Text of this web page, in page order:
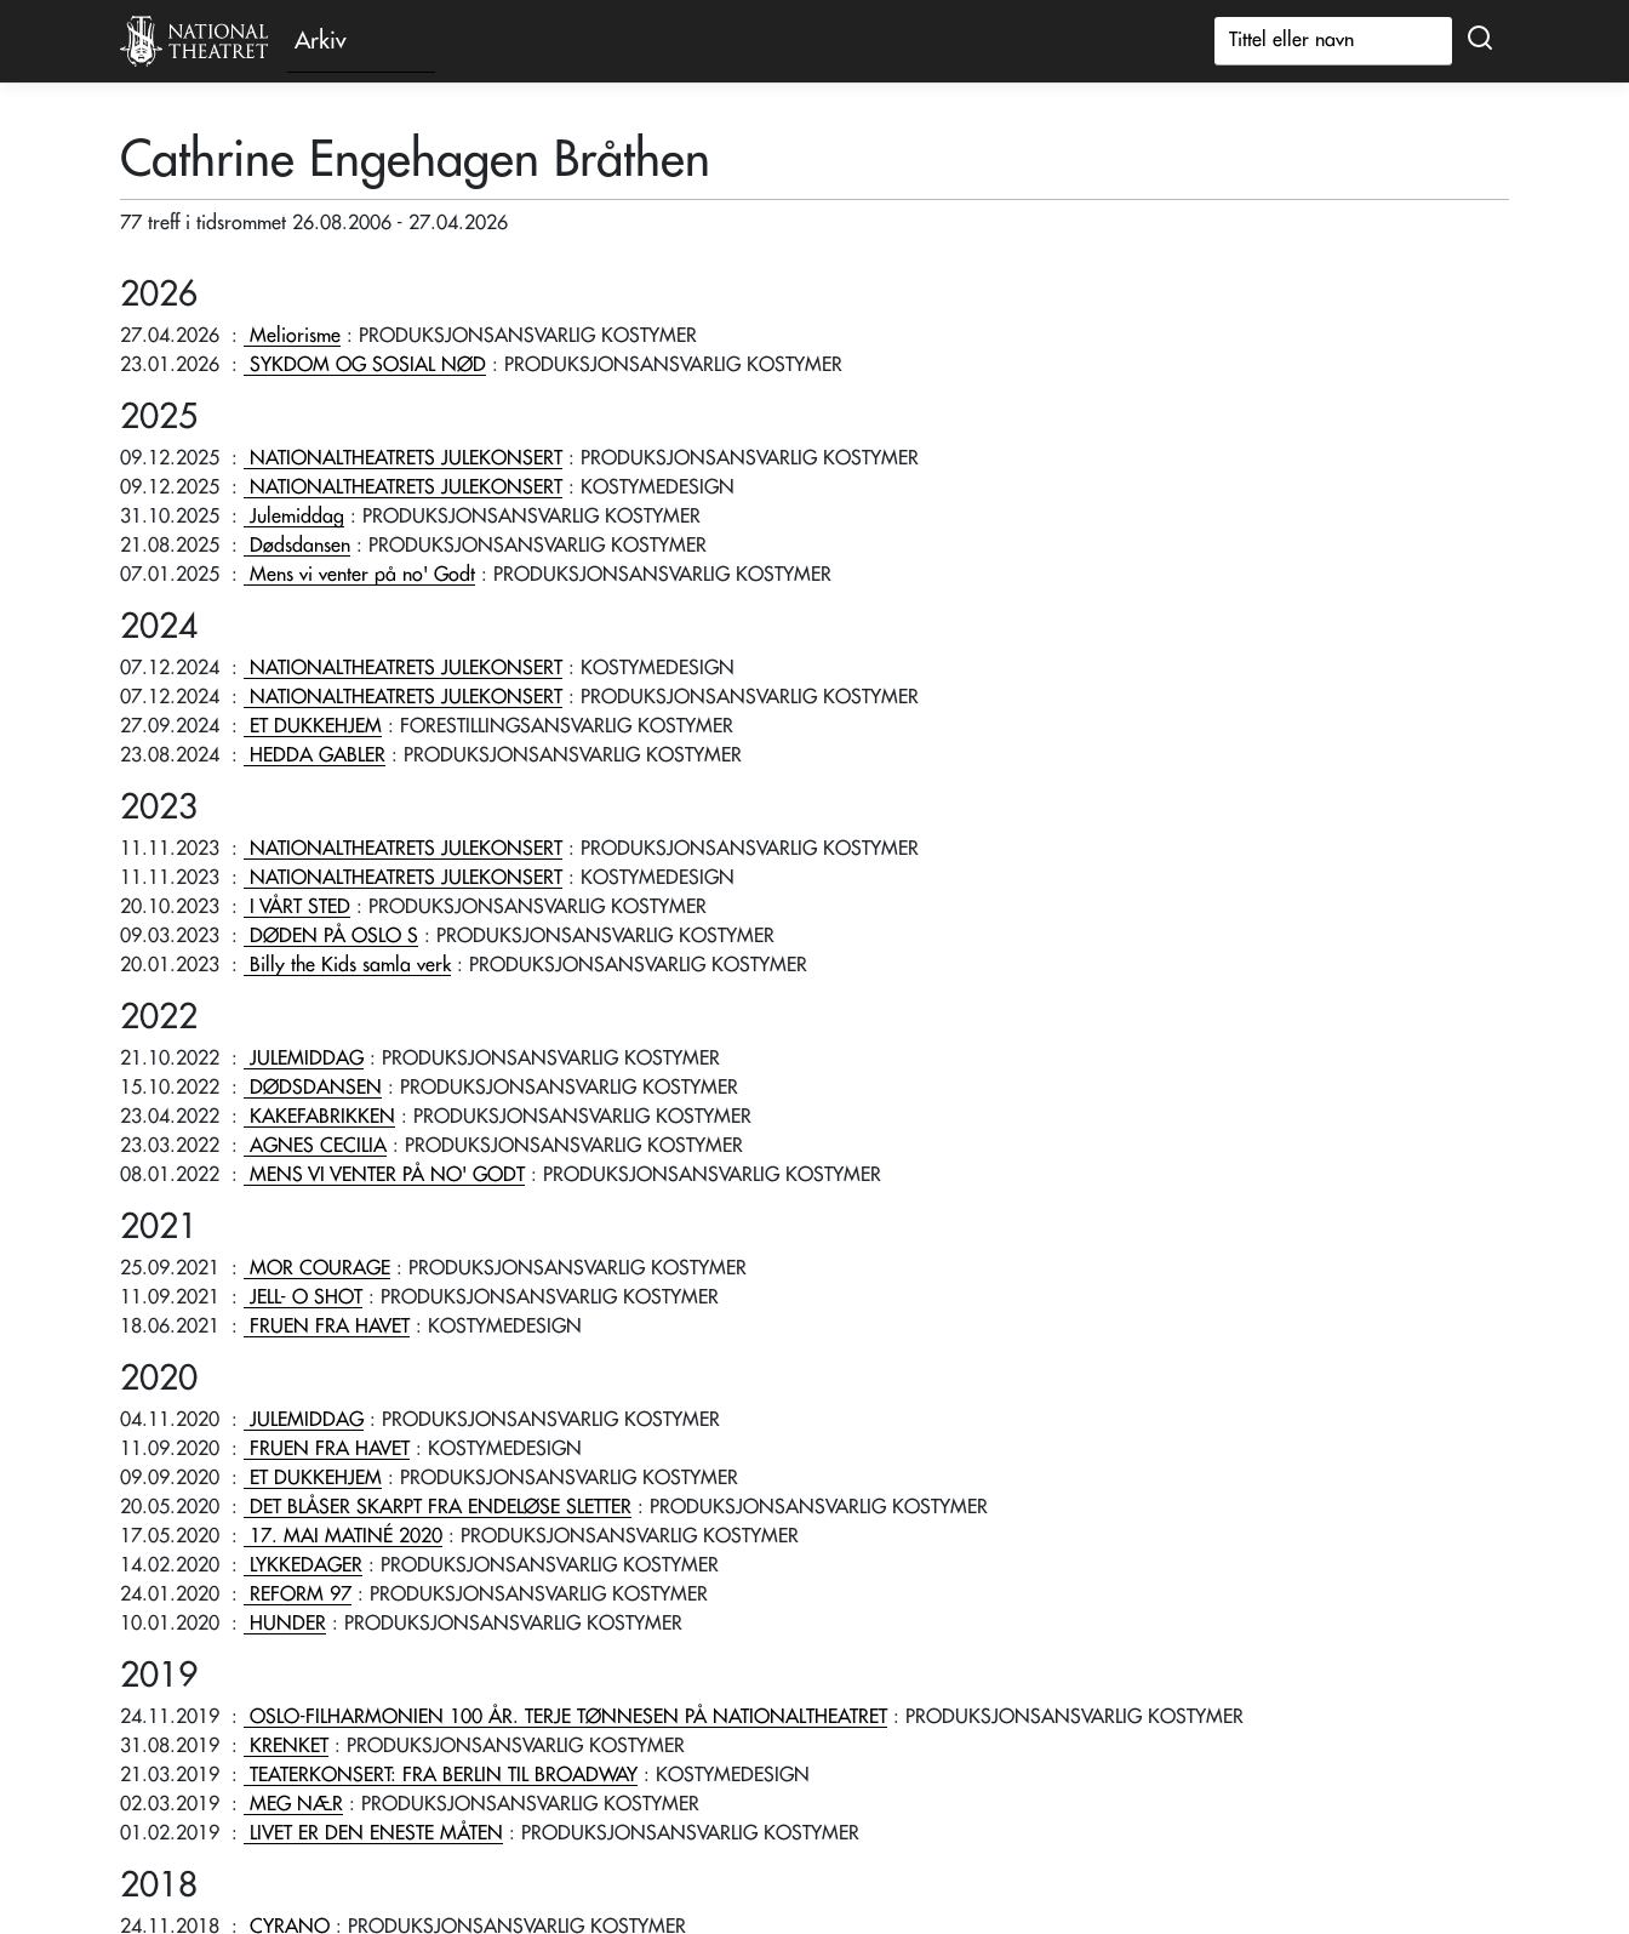
Arkiv
Cathrine Engehagen Bråthen
77 treff i tidsrommet 26.08.2006 - 27.04.2026
2026
27.04.2026 : Meliorisme : PRODUKSJONSANSVARLIG KOSTYMER
23.01.2026 : SYKDOM OG SOSIAL NØD : PRODUKSJONSANSVARLIG KOSTYMER
2025
09.12.2025 : NATIONALTHEATRETS JULEKONSERT: PRODUKSJONSANSVARLIG KOSTYMER
09.12.2025 : NATIONALTHEATRETS JULEKONSERT: KOSTYMEDESIGN
31.10.2025 : Julemiddag : PRODUKSJONSANSVARLIG KOSTYMER
21.08.2025 : Dødsdansen : PRODUKSJONSANSVARLIG KOSTYMER
07.01.2025 : Mens vi venter på no' Godt : PRODUKSJONSANSVARLIG KOSTYMER
2024
07.12.2024 : NATIONALTHEATRETS JULEKONSERT: KOSTYMEDESIGN
07.12.2024 : NATIONALTHEATRETS JULEKONSERT: PRODUKSJONSANSVARLIG KOSTYMER
27.09.2024 : ET DUKKEHJEM : FORESTILLINGSANSVARLIG KOSTYMER
23.08.2024 : HEDDA GABLER : PRODUKSJONSANSVARLIG KOSTYMER
2023
11.11.2023 : NATIONALTHEATRETS JULEKONSERT: PRODUKSJONSANSVARLIG KOSTYMER
11.11.2023 : NATIONALTHEATRETS JULEKONSERT: KOSTYMEDESIGN
20.10.2023 : I VÅRT STED : PRODUKSJONSANSVARLIG KOSTYMER
09.03.2023 : DØDEN PÅ OSLO S : PRODUKSJONSANSVARLIG KOSTYMER
20.01.2023 : Billy the Kids samla verk : PRODUKSJONSANSVARLIG KOSTYMER
2022
21.10.2022 : JULEMIDDAG: PRODUKSJONSANSVARLIG KOSTYMER
15.10.2022 : DØDSDANSEN : PRODUKSJONSANSVARLIG KOSTYMER
23.04.2022 : KAKEFABRIKKEN : PRODUKSJONSANSVARLIG KOSTYMER
23.03.2022 : AGNES CECILIA : PRODUKSJONSANSVARLIG KOSTYMER
08.01.2022 : MENS VI VENTER PÅ NO' GODT: PRODUKSJONSANSVARLIG KOSTYMER
2021
25.09.2021 : MOR COURAGE : PRODUKSJONSANSVARLIG KOSTYMER
11.09.2021
: JELL- O SHOT: PRODUKSJONSANSVARLIG KOSTYMER
18.06.2021
: FRUEN FRA HAVET: KOSTYMEDESIGN
2020
04.11.2020 : JULEMIDDAG: PRODUKSJONSANSVARLIG KOSTYMER
11.09.2020 : FRUEN FRA HAVET: KOSTYMEDESIGN
09.09.2020 : ET DUKKEHJEM : PRODUKSJONSANSVARLIG KOSTYMER
20.05.2020 : DET BLÅSER SKARPT FRA ENDELØSE SLETTER : PRODUKSJONSANSVARLIG KOSTYMER
17.05.2020 : 17. MAI MATINÉ 2020 : PRODUKSJONSANSVARLIG KOSTYMER
14.02.2020 : LYKKEDAGER : PRODUKSJONSANSVARLIG KOSTYMER
24.01.2020 : REFORM 97 : PRODUKSJONSANSVARLIG KOSTYMER
10.01.2020 : HUNDER : PRODUKSJONSANSVARLIG KOSTYMER
2019
24.11.2019 : OSLO-FILHARMONIEN 100 ÅR. TERJE TØNNESEN PÅ NATIONALTHEATRET: PRODUKSJONSANSVARLIG KOSTYMER
31.08.2019 : KRENKET: PRODUKSJONSANSVARLIG KOSTYMER
21.03.2019 : TEATERKONSERT: FRA BERLIN TIL BROADWAY : KOSTYMEDESIGN
02.03.2019 : MEG NÆR : PRODUKSJONSANSVARLIG KOSTYMER
01.02.2019 : LIVET ER DEN ENESTE MÅTEN : PRODUKSJONSANSVARLIG KOSTYMER
2018
24.11.2018 : CYRANO : PRODUKSJONSANSVARLIG KOSTYMER